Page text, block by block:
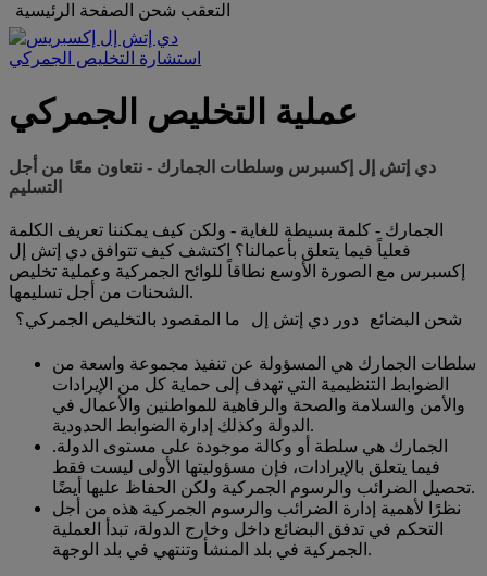
الصفحة الرئيسية شحن التعقب
استشارة التخليص الجمركي
عملية التخليص الجمركي
دي إتش إل إكسبرس وسلطات الجمارك - نتعاون معًا من أجل
التسليم
الجمارك - كلمة بسيطة للغاية - ولكن كيف يمكننا تعريف الكلمة
فعلياً فيما يتعلق بأعمالنا؟ اكتشف كيف تتوافق دي إتش إل
إكسبرس مع الصورة الأوسع نطاقاً للوائح الجمركية وعملية تخليص
الشحنات من أجل تسليمها.
ما المقصود بالتخليص الجمركي؟
دور دي إتش إل شحن البضائع
سلطات الجمارك هي المسؤولة عن تنفيذ مجموعة واسعة من
الضوابط التنظيمية التي تهدف إلى حماية كل من الإيرادات
والأمن والسلامة والصحة والرفاهية للمواطنين والأعمال في
الدولة وكذلك إدارة الضوابط الحدودية.
الجمارك هي سلطة أو وكالة موجودة على مستوى الدولة.
فيما يتعلق بالإيرادات، فإن مسؤوليتها الأولى ليست فقط
تحصيل الضرائب والرسوم الجمركية ولكن الحفاظ عليها أيضًا.
نظرًا لأهمية إدارة الضرائب والرسوم الجمركية هذه من أجل
التحكم في تدفق البضائع داخل وخارج الدولة، تبدأ العملية
الجمركية في بلد المنشأ وتنتهي في بلد الوجهة.